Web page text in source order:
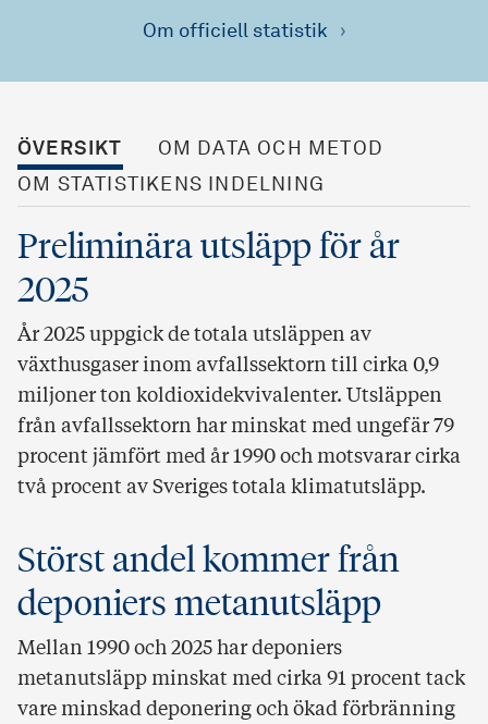
Om officiell statistik
ÖVERSIKT
OM DATA OCH METOD
OM STATISTIKENS INDELNING
Preliminära utsläpp för år
2025
År 2025 uppgick de totala utsläppen av
växthusgaser inom avfallssektorn till cirka 0,9
miljoner ton koldioxidekvivalenter. Utsläppen
från avfallssektorn har minskat med ungefär 79
procent jämfört med år 1990 och motsvarar cirka
två procent av Sveriges totala klimatutsläpp.
Störst andel kommer från
deponiers metanutsläpp
Mellan 1990 och 2025 har deponiers
metanutsläpp minskat med cirka 91 procent tack
vare minskad deponering och ökad förbränning